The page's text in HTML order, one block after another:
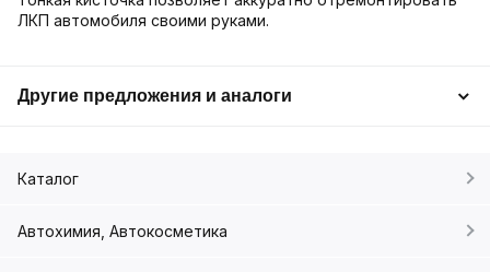
ЛКП автомобиля своими руками.
Другие предложения и аналоги
Каталог
Автохимия, Автокосметика